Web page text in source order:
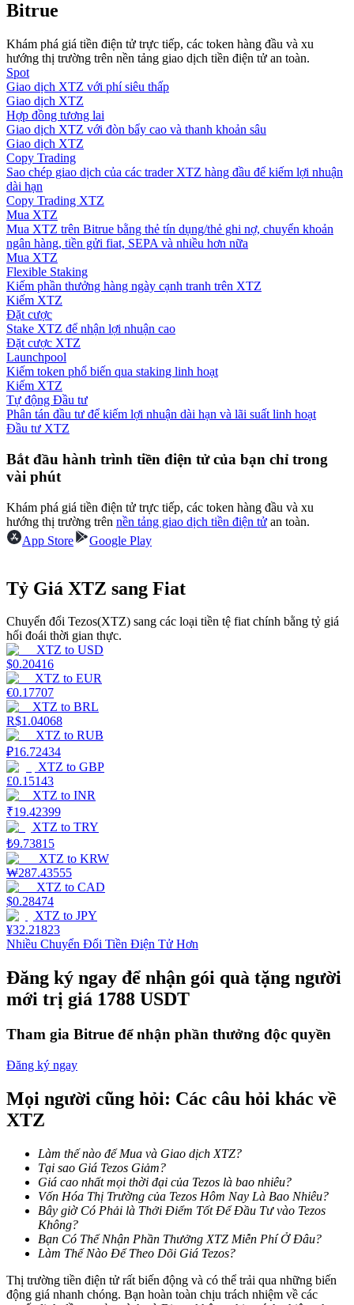
Thông tin
Phân tích dữ liệu lớn bao gồm thông tin giao dịch, v.v.
Hướng dẫn
Hướng dẫn giao dịch Spot
Chiến lược giao dịch
Earn
Power Piggy
Làm cho tài sản của bạn tăng giá trị đều đặn
Staking
Lợi nhuận cao và truy cập ngay lập tức
Launchpool
Đặt cọc linh hoạt để kiếm được các token phổ biến.
Bitrue
Khám phá giá tiền điện tử trực tiếp, các token hàng đầu và xu
hướng thị trường trên nền tảng giao dịch tiền điện tử an toàn.
Spot
Giao dịch XTZ với phí siêu thấp
Giao dịch XTZ
Hợp đồng tương lai
Giao dịch XTZ với đòn bẩy cao và thanh khoản sâu
Giao dịch XTZ
Copy Trading
Sao chép giao dịch của các trader XTZ hàng đầu để kiếm lợi nhuận
dài hạn
Copy Trading XTZ
Mua XTZ
Mua XTZ trên Bitrue bằng thẻ tín dụng/thẻ ghi nợ, chuyển khoản
ngân hàng, tiền gửi fiat, SEPA và nhiều hơn nữa
Mua XTZ
Flexible Staking
Kiếm phần thưởng hàng ngày cạnh tranh trên XTZ
Kiếm XTZ
Đặt cược
Stake XTZ để nhận lợi nhuận cao
Đặt cược XTZ
Launchpool
Kiếm token phổ biến qua staking linh hoạt
Kiếm XTZ
Tự động Đầu tư
Phân tán đầu tư để kiếm lợi nhuận dài hạn và lãi suất linh hoạt
Đầu tư XTZ
Bắt đầu hành trình tiền điện tử của bạn chỉ trong
vài phút
Khám phá giá tiền điện tử trực tiếp, các token hàng đầu và xu
hướng thị trường trên nền tảng giao dịch tiền điện tử an toàn.
App Store
Google Play
Tỷ Giá XTZ sang Fiat
Chuyển đổi Tezos(XTZ) sang các loại tiền tệ fiat chính bằng tỷ giá
hối đoái thời gian thực.
XTZ to USD
$0.20416
XTZ to EUR
€0.17707
XTZ to BRL
R$1.04068
XTZ to RUB
₽16.72434
XTZ to GBP
£0.15143
XTZ to INR
₹19.42399
XTZ to TRY
₺9.73815
XTZ to KRW
₩287.43555
XTZ to CAD
$0.28474
XTZ to JPY
¥32.21823
Nhiều Chuyển Đổi Tiền Điện Tử Hơn
Đăng ký ngay để nhận gói quà tặng người
mới trị giá 1788 USDT
Tham gia Bitrue để nhận phần thưởng độc quyền
Đăng ký ngay
Mọi người cũng hỏi: Các câu hỏi khác về
XTZ
Làm thế nào để Mua và Giao dịch XTZ?
Tại sao Giá Tezos Giảm?
Giá cao nhất mọi thời đại của Tezos là bao nhiêu?
Vốn Hóa Thị Trường của Tezos Hôm Nay Là Bao Nhiêu?
Bây giờ Có Phải là Thởi Điểm Tốt Để Đầu Tư vào Tezos
Không?
Bạn Có Thể Nhận Phần Thưởng XTZ Miễn Phí Ở Đâu?
Làm Thế Nào Để Theo Dõi Giá Tezos?
Thị trường tiền điện tử rất biến động và có thể trải qua những biến
động giá nhanh chóng. Bạn hoàn toàn chịu trách nhiệm về các